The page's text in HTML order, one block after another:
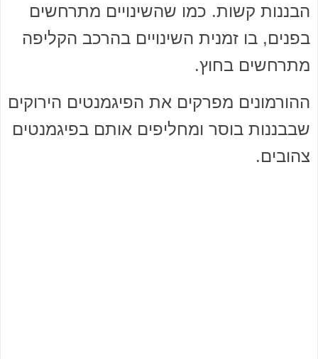
הבננות קשות. כמו שהשינויים מתרחשים
בפנים, בו זמנית השינויים בהרכב הקליפה
מתרחשים בחוץ.
ההורמונים מפרקים את הפיגמנטים הירוקים
שבבננות בוסר ומחליפים אותם בפיגמנטים
צהובים.